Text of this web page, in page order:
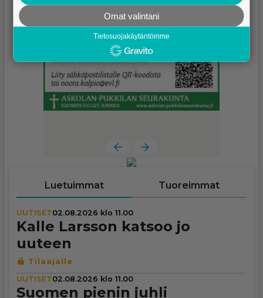
Luetuimmat Tuoreimmat
UUTISET02.08.2026 klo 11.00
Kalle Larsson katsoo jo
uuteen
UUTISET02.08.2026 klo 11.00
Suomen pienin juhli
Omat valintani
Tietosuojakäytäntömme